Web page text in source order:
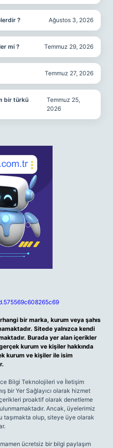
? Ağustos 3, 2026
mi ? Temmuz 29, 2026
Temmuz 27, 2026
bir türkü
Temmuz 25,
2026
bir marka, kurum veya şahıs
Sitede yalnızca kendi
Burada yer alan içerikler
kurum ve kişiler hakkında
kurum ve kişiler ile isim
Bilgi Teknolojileri ve İletişim
bir Yer Sağlayıcı olarak hizmet
proaktif olarak denetleme
Ancak, üyelerimiz
taşımakta olup, siteye üye olarak
ücretsiz bir bilgi paylaşım